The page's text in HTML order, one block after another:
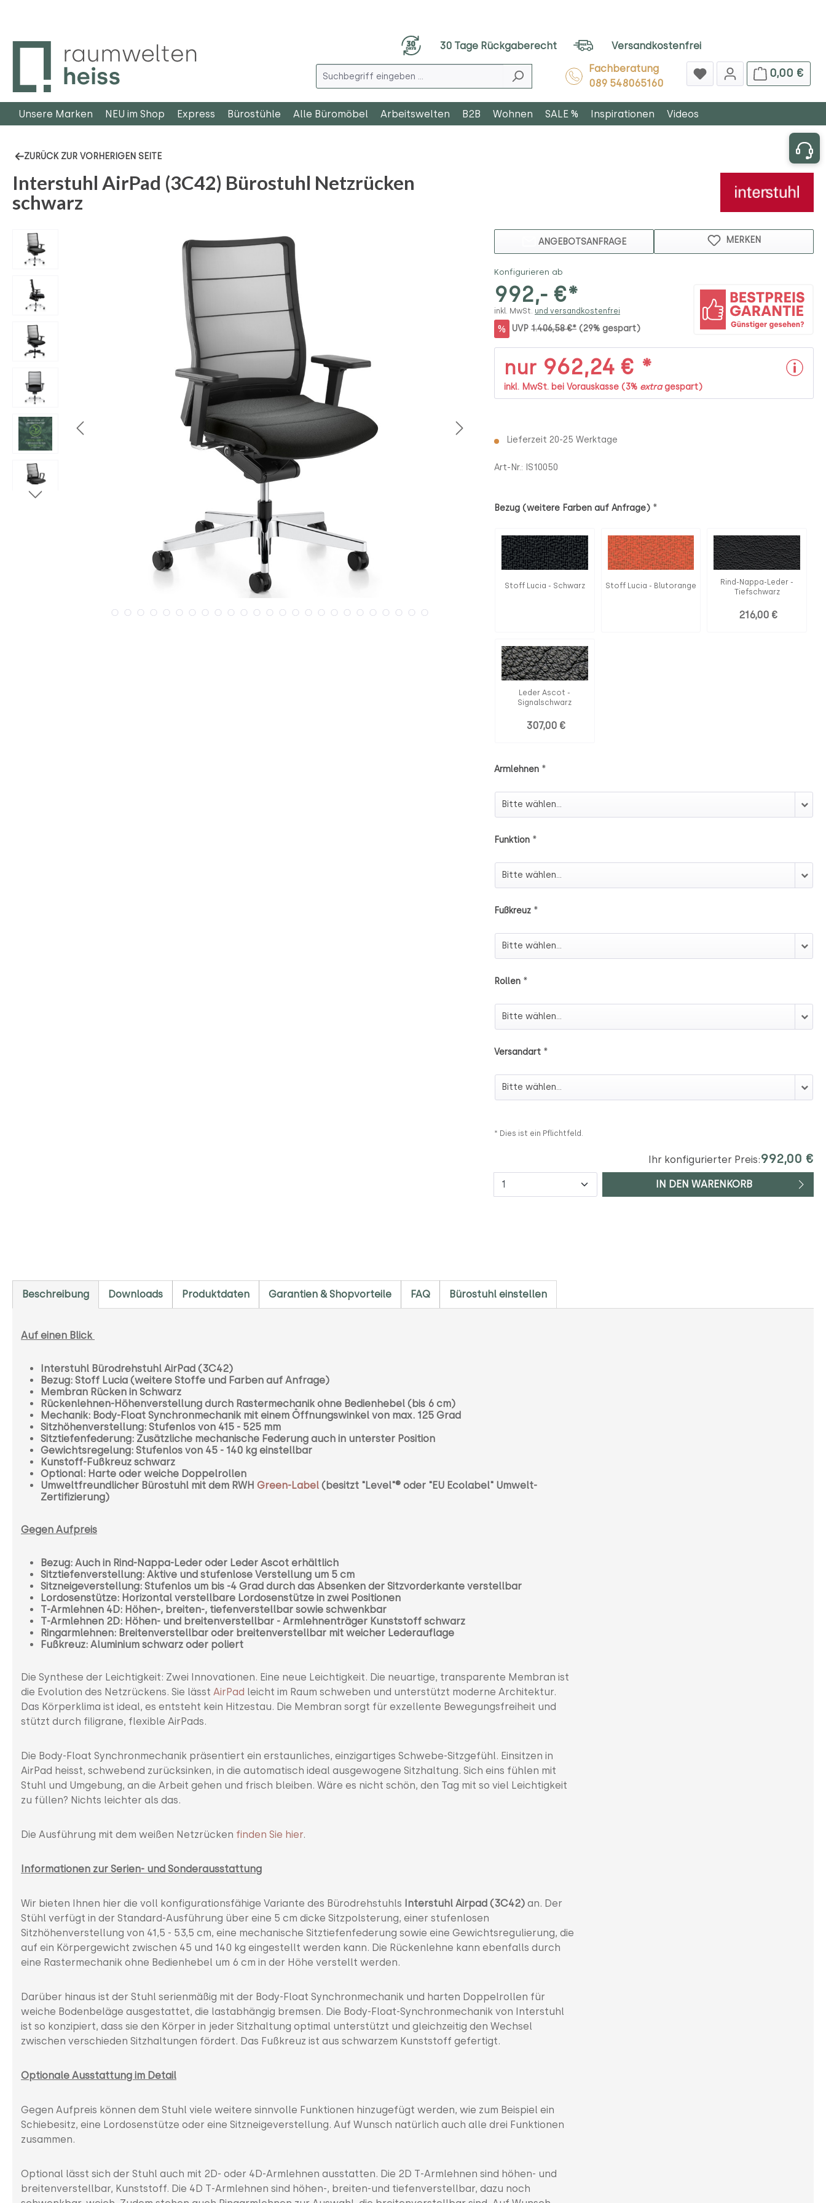
30 Tage Rückgaberecht
Versandkostenfrei
Fachberatung
089 548065160
0,00 €
Unsere Marken NEU im Shop Express Bürostühle Alle Büromöbel Arbeitswelten B2B Wohnen SALE % Inspirationen Videos
ZURÜCK ZUR VORHERIGEN SEITE
Interstuhl AirPad (3C42) Bürostuhl Netzrücken
schwarz
Bildergalerie überspringen
ANGEBOTSANFRAGE MERKEN
Konfigurieren ab
992,- €*
inkl. MwSt. und versandkostenfrei
% UVP 1.406,58 €* (29% gespart)
nur 962,24 € *
inkl. MwSt. bei Vorauskasse (3% extragespart)
Lieferzeit 20-25 Werktage
Art-Nr.: IS10050
Bezug (weitere Farben auf Anfrage) *
Stoff Lucia - Schwarz Stoff Lucia - Blutorange
Rind-Nappa-Leder -
Tiefschwarz
216,00 €
Leder Ascot -
Signalschwarz
307,00 €
Armlehnen *
Armlehnen
Funktion *
Funktion
Fußkreuz *
Fußkreuz
Rollen *
Rollen
Versandart *
Versandart
* Dies ist ein Pflichtfeld.
Ihr konfigurierter Preis:992,00 €
Anzahl IN DEN WARENKORB
Beschreibung Downloads Produktdaten Garantien & Shopvorteile FAQ Bürostuhl einstellen
Auf einen Blick
Interstuhl Bürodrehstuhl AirPad (3C42)
Bezug: Stoff Lucia (weitere Stoffe und Farben auf Anfrage)
Membran Rücken in Schwarz
Rückenlehnen-Höhenverstellung durch Rastermechanik ohne Bedienhebel (bis 6 cm)
Mechanik: Body-Float Synchronmechanik mit einem Öffnungswinkel von max. 125 Grad
Sitzhöhenverstellung: Stufenlos von 415 - 525 mm
Sitztiefenfederung: Zusätzliche mechanische Federung auch in unterster Position
Gewichtsregelung: Stufenlos von 45 - 140 kg einstellbar
Kunstoff-Fußkreuz schwarz
Optional: Harte oder weiche Doppelrollen
Umweltfreundlicher Bürostuhl mit dem RWH Green-Label (besitzt "Level"® oder "EU Ecolabel" Umwelt-
Zertifizierung)
Gegen Aufpreis
Bezug: Auch in Rind-Nappa-Leder oder Leder Ascot erhältlich
Sitztiefenverstellung: Aktive und stufenlose Verstellung um 5 cm
Sitzneigeverstellung: Stufenlos um bis -4 Grad durch das Absenken der Sitzvorderkante verstellbar
Lordosenstütze: Horizontal verstellbare Lordosenstütze in zwei Positionen
T-Armlehnen 4D: Höhen-, breiten-, tiefenverstellbar sowie schwenkbar
T-Armlehnen 2D: Höhen- und breitenverstellbar - Armlehnenträger Kunststoff schwarz
Ringarmlehnen: Breitenverstellbar oder breitenverstellbar mit weicher Lederauflage
Fußkreuz: Aluminium schwarz oder poliert
Die Synthese der Leichtigkeit: Zwei Innovationen. Eine neue Leichtigkeit. Die neuartige, transparente Membran ist
die Evolution des Netzrückens. Sie lässt AirPad leicht im Raum schweben und unterstützt moderne Architektur.
Das Körperklima ist ideal, es entsteht kein Hitzestau. Die Membran sorgt für exzellente Bewegungsfreiheit und
stützt durch filigrane, flexible AirPads.
Die Body-Float Synchronmechanik präsentiert ein erstaunliches, einzigartiges Schwebe-Sitzgefühl. Einsitzen in
AirPad heisst, schwebend zurücksinken, in die automatisch ideal ausgewogene Sitzhaltung. Sich eins fühlen mit
Stuhl und Umgebung, an die Arbeit gehen und frisch bleiben. Wäre es nicht schön, den Tag mit so viel Leichtigkeit
zu füllen? Nichts leichter als das.
Die Ausführung mit dem weißen Netzrücken finden Sie hier.
Informationen zur Serien- und Sonderausstattung
Wir bieten Ihnen hier die voll konfigurationsfähige Variante des Bürodrehstuhls Interstuhl Airpad (3C42) an. Der
Stühl verfügt in der Standard-Ausführung über eine 5 cm dicke Sitzpolsterung, einer stufenlosen
Sitzhöhenverstellung von 41,5 - 53,5 cm, eine mechanische Sitztiefenfederung sowie eine Gewichtsregulierung, die
auf ein Körpergewicht zwischen 45 und 140 kg eingestellt werden kann. Die Rückenlehne kann ebenfalls durch
eine Rastermechanik ohne Bedienhebel um 6 cm in der Höhe verstellt werden.
Darüber hinaus ist der Stuhl serienmäßig mit der Body-Float Synchronmechanik und harten Doppelrollen für
weiche Bodenbeläge ausgestattet, die lastabhängig bremsen. Die Body-Float-Synchronmechanik von Interstuhl
ist so konzipiert, dass sie den Körper in jeder Sitzhaltung optimal unterstützt und gleichzeitig den Wechsel
zwischen verschieden Sitzhaltungen fördert. Das Fußkreuz ist aus schwarzem Kunststoff gefertigt.
Optionale Ausstattung im Detail
Gegen Aufpreis können dem Stuhl viele weitere sinnvolle Funktionen hinzugefügt werden, wie zum Beispiel ein
Schiebesitz, eine Lordosenstütze oder eine Sitzneigeverstellung. Auf Wunsch natürlich auch alle drei Funktionen
zusammen.
Optional lässt sich der Stuhl auch mit 2D- oder 4D-Armlehnen ausstatten. Die 2D T-Armlehnen sind höhen- und
breitenverstellbar, Kunststoff. Die 4D T-Armlehnen sind höhen-, breiten-und tiefenverstellbar, dazu noch